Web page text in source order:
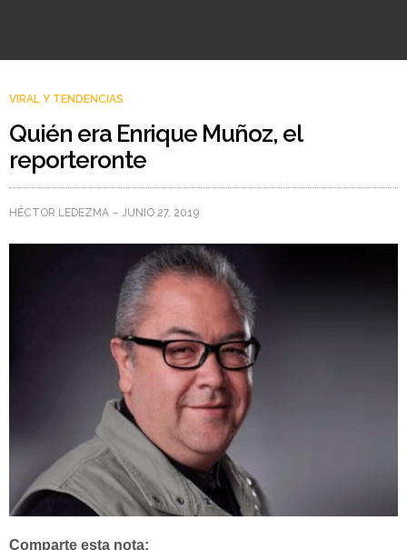
VIRAL Y TENDENCIAS
Quién era Enrique Muñoz, el
reporteronte
HÉCTOR LEDEZMA JUNIO 27, 2019
Comparte esta nota: